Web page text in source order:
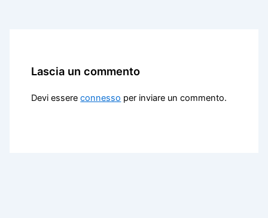
Lascia un commento
Devi essereconnesso per inviare un commento.